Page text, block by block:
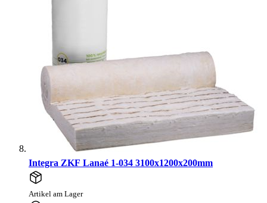
Integra ZKF Lanaé 1-034 3100x1200x200mm
Artikel am Lager